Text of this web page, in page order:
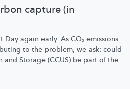
capture (in
again early. As CO₂ emissions
to the problem, we ask: could
Storage (CCUS) be part of the